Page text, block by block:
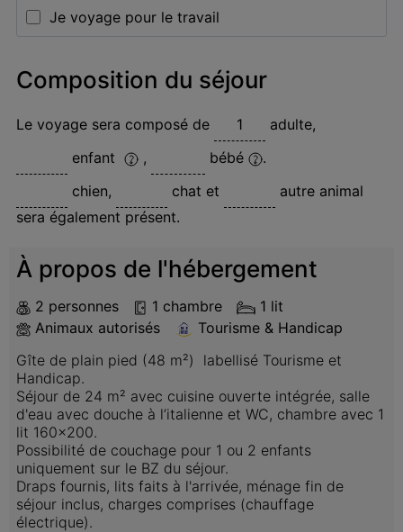
Je voyage pour le travail
Composition du séjour
Le voyage sera composé de adulte,
enfant
, bébé
.
chien, chat et
autre animal
sera également présent.
À propos de l'hébergement
2 personnes 1 chambre
1 lit
Animaux autorisés
Tourisme & Handicap
Gîte de plain pied (48 m²)  labellisé Tourisme et
Handicap.
Séjour de 24 m² avec cuisine ouverte intégrée, salle
d'eau avec douche à l’italienne et WC, chambre avec 1
lit 160x200.
Possibilité de couchage pour 1 ou 2 enfants
uniquement sur le BZ du séjour.
Draps fournis, lits faits à l'arrivée, ménage fin de
séjour inclus, charges comprises (chauffage
électrique).